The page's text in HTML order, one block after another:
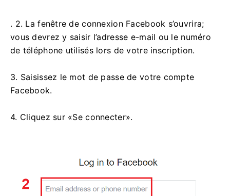
. 2. La fenêtre de connexion Facebook s’ouvrira;
vous devrez y saisir l’adresse e-mail ou le numéro
de téléphone utilisés lors de votre inscription.
3. Saisissez le mot de passe de votre compte
Facebook.
4. Cliquez sur «Se connecter».